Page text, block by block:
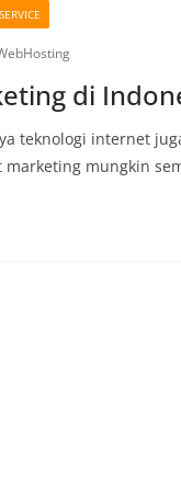
di
teknologi internet
mungkin